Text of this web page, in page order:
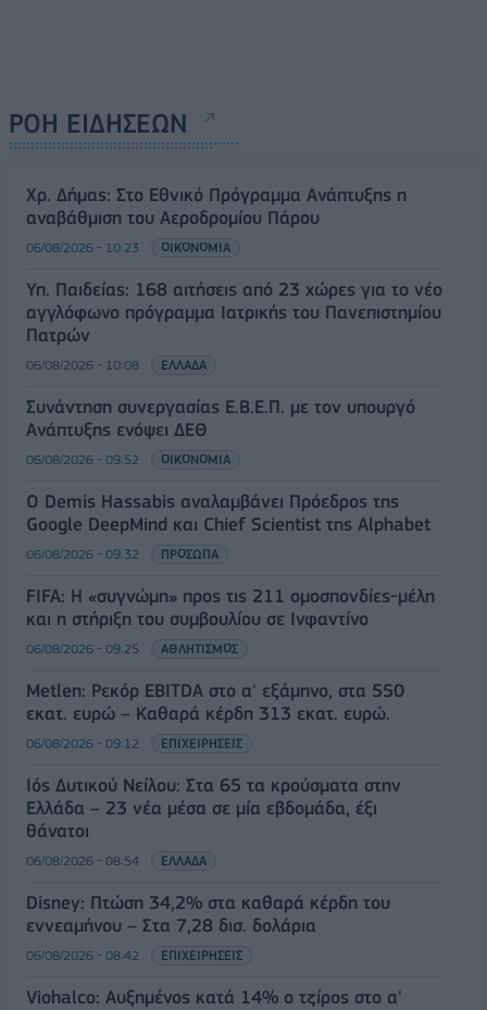
ΡΟΗ ΕΙΔΗΣΕΩΝ
Χρ. Δήμας: Στο Εθνικό Πρόγραμμα Ανάπτυξης η
αναβάθμιση του Αεροδρομίου Πάρου
06/08/2026 - 10:23 ΟΙΚΟΝΟΜΙΑ
Υπ. Παιδείας: 168 αιτήσεις από 23 χώρες για το νέο
αγγλόφωνο πρόγραμμα Ιατρικής του Πανεπιστημίου
Πατρών
06/08/2026 - 10:08 ΕΛΛΑΔΑ
Συνάντηση συνεργασίας Ε.Β.Ε.Π. με τον υπουργό
Ανάπτυξης ενόψει ΔΕΘ
06/08/2026 - 09:52 ΟΙΚΟΝΟΜΙΑ
Ο Demis Hassabis αναλαμβάνει Πρόεδρος της
Google DeepMind και Chief Scientist της Alphabet
06/08/2026 - 09:32 ΠΡΟΣΩΠΑ
FIFA: Η «συγνώμη» προς τις 211 ομοσπονδίες-μέλη
και η στήριξη του συμβουλίου σε Ινφαντίνο
06/08/2026 - 09:25 ΑΘΛΗΤΙΣΜΟΣ
Metlen: Ρεκόρ EBITDA στο α' εξάμηνο, στα 550
εκατ. ευρώ – Καθαρά κέρδη 313 εκατ. ευρώ.
06/08/2026 - 09:12 ΕΠΙΧΕΙΡΗΣΕΙΣ
Ιός Δυτικού Νείλου: Στα 65 τα κρούσματα στην
Ελλάδα – 23 νέα μέσα σε μία εβδομάδα, έξι
θάνατοι
06/08/2026 - 08:54 ΕΛΛΑΔΑ
Disney: Πτώση 34,2% στα καθαρά κέρδη του
εννεαμήνου – Στα 7,28 δισ. δολάρια
06/08/2026 - 08:42 ΕΠΙΧΕΙΡΗΣΕΙΣ
Viohalco: Αυξημένος κατά 14% ο τζίρος στο α'